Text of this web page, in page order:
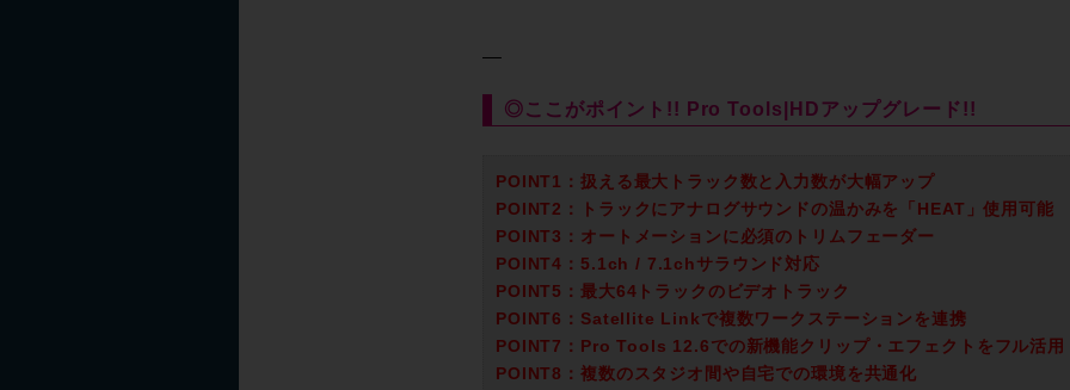
◎ここがポイント!! Pro Tools|HDアップグレード!!
POINT1：扱える最大トラック数と入力数が大幅アップ
POINT2：トラックにアナログサウンドの温かみを「HEAT」使用可能
POINT3：オートメーションに必須のトリムフェーダー
POINT4：5.1ch / 7.1chサラウンド対応
POINT5：最大64トラックのビデオトラック
POINT6：Satellite Linkで複数ワークステーションを連携
POINT7：Pro Tools 12.6での新機能クリップ・エフェクトをフル活用
POINT8：複数のスタジオ間や自宅での環境を共通化